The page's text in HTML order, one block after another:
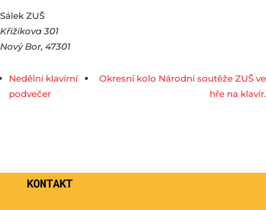
Sálek ZUŠ
Křižíkova 301
Nový Bor, 47301
Nedělní klavírní
podvečer
Okresní kolo Národní soutěže ZUŠ ve
hře na klavír.
KONTAKT